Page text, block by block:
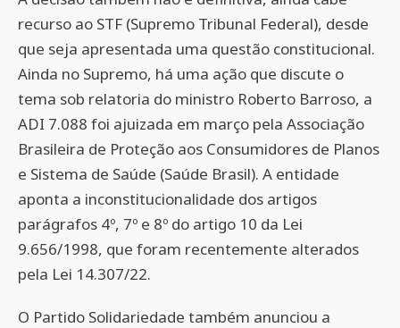
recurso ao STF (Supremo Tribunal Federal), desde
que seja apresentada uma questão constitucional.
Ainda no Supremo, há uma ação que discute o
tema sob relatoria do ministro Roberto Barroso, a
ADI 7.088 foi ajuizada em março pela Associação
Brasileira de Proteção aos Consumidores de Planos
e Sistema de Saúde (Saúde Brasil). A entidade
aponta a inconstitucionalidade dos artigos
parágrafos 4º, 7º e 8º do artigo 10 da Lei
9.656/1998, que foram recentemente alterados
pela Lei 14.307/22.
O Partido Solidariedade também anunciou a